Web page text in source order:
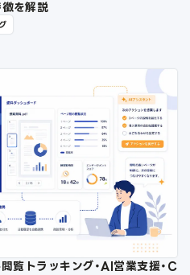
を解説
覧トラッキング・AI営業支援・C